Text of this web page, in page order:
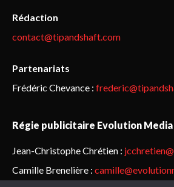
Rédaction
contact@tipandshaft.com
Partenariats
Frédéric Chevance :
Régie publicitaire Evolution Media
Jean-Christophe Chrétien :
Camille Brenelière :